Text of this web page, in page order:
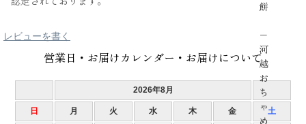
餅
−
河
越
お
ち
ゃ
め
レビューを書く
営業日・お届けカレンダー・お届けについて